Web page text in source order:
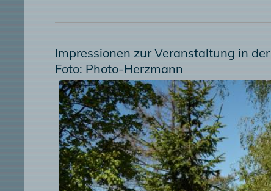
Impressionen zur Veranstaltung in der
Foto: Photo-Herzmann